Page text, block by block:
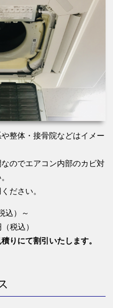
整体・接骨院などはイメー
のでエアコン内部のカビ対
ださい。
込）～
税込）
りにて割引いたします。